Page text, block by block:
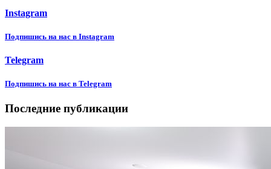
Instagram
Подпишиcь на нас в Instagram
Telegram
Подпишиcь на нас в Telegram
Последние публикации